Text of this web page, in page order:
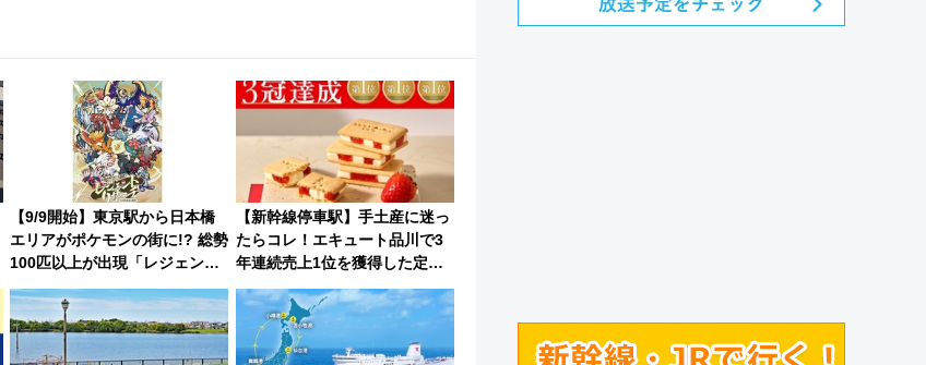
【9/9開始】東京駅から日本橋
エリアがポケモンの街に!? 総勢
100匹以上が出現「レジェンド
リサーチ」本格謎解き・グッズ
情報まとめ
【新幹線停車駅】手土産に迷っ
たらコレ！エキュート品川で3
年連続売上1位を獲得した定番
手土産スイーツとは？